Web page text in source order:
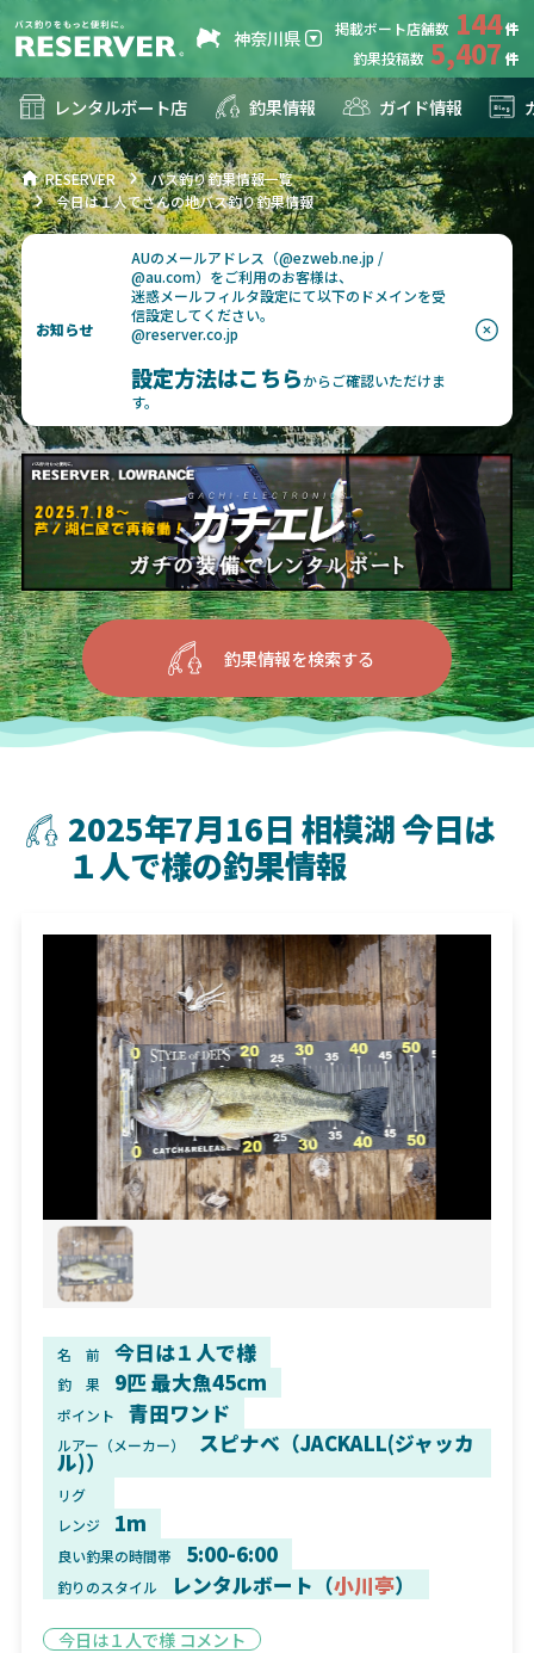
神奈川県 掲載ボート店舗数 144
釣果投稿数 5,407
レンタルボート店 釣果情報 ガイド情報
RESERVER
バス釣り釣果情報一覧
今日は１人でさんの地バス釣り釣果情報
お知らせ
AUのメールアドレス（@ezweb.ne.jp /
@au.com）をご利用のお客様は、
迷惑メールフィルタ設定にて以下のドメインを受
信設定してください。
@reserver.co.jp
設定方法はこちらからご確認いただけま
す。
釣果情報を検索する
2025年7月16日 相模湖 今日は
１人で様の釣果情報
名 前 今日は１人で様
釣 果 9匹 最大魚45cm
ポイント 青田ワンド
ルアー（メーカー） スピナベ（JACKALL(ジャッカ
ル)）
リグ
レンジ
1m
良い釣果の時間帯 5:00-6:00
釣りのスタイル レンタルボート（小川亭）
今日は１人で様 コメント